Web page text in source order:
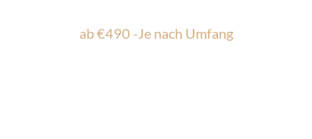
ab €490 -Je nach Umfang